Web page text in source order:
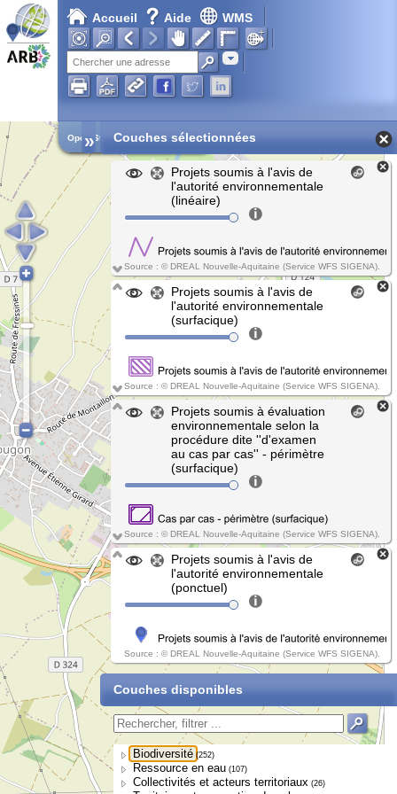
Accueil Aide WMS
Adresse
Chargement en cours...
Open Street Map
» Couches sélectionnées
Projets soumis à l'avis de
l'autorité environnementale
(linéaire)
Source : © DREAL Nouvelle-Aquitaine (Service WFS SIGENA).
Projets soumis à l'avis de
l'autorité environnementale
(surfacique)
Source : © DREAL Nouvelle-Aquitaine (Service WFS SIGENA).
Projets soumis à évaluation
environnementale selon la
procédure dite ''d'examen
au cas par cas'' - périmètre
(surfacique)
Source : © DREAL Nouvelle-Aquitaine (Service WFS SIGENA).
Projets soumis à l'avis de
l'autorité environnementale
(ponctuel)
Source : © DREAL Nouvelle-Aquitaine (Service WFS SIGENA).
Couches disponibles
Biodiversité (252)
Ressource en eau (107)
Collectivités et acteurs territoriaux (26)